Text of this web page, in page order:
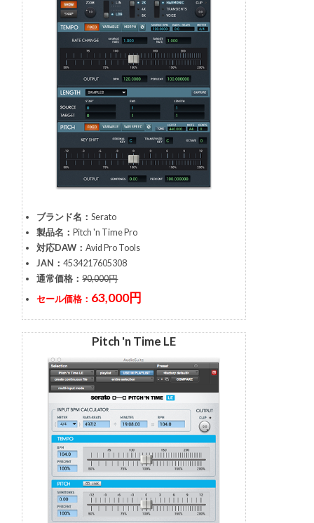
ブランド名：Serato
製品名：Pitch 'n Time Pro
対応DAW：Avid Pro Tools
JAN：4534217605308
通常価格：90,000円
セール価格： 63,000円
Pitch 'n Time LE